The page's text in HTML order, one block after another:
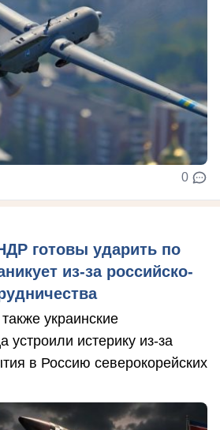
0
готовы ударить по
из-за российско-
украинские
истерику из-за
в Россию северокорейских